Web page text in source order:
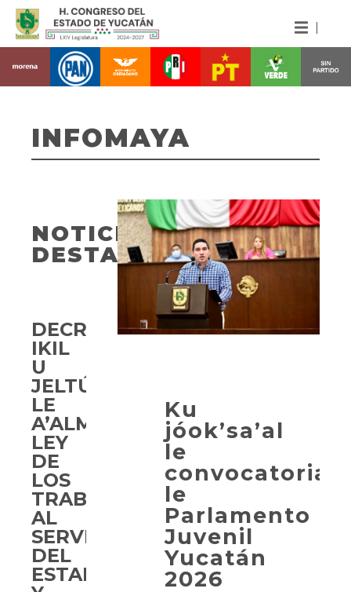
INFOMAYA
Ku
jóok’sa’al
le
convocatoriai
le
Parlamento
Juvenil
Yucatán
2026
NOTICIAS
DESTACADAS
DECRETO
IKIL
U
JELTÚUMBENSA’AL
LE
A’ALMAJT’AAN
LEY
DE
LOS
TRABAJADORES
AL
SERVICIO
DEL
ESTADO